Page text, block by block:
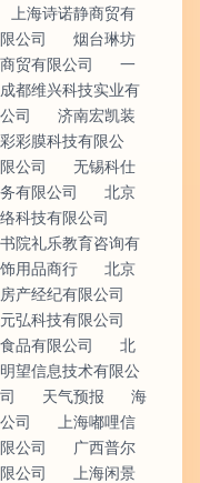
上海诗诺静商贸有
公司
烟台琳坊
贸有限公司
一
成都维兴科技实业有
司
济南宏凯装
彩膜科技有限公
公司
无锡科仕
有限公司
北京
科技有限公司
院礼乐教育咨询有
用品商行
北京
产经纪有限公司
弘科技有限公司
品有限公司
北
望信息技术有限公
天气预报
海
司
上海嘟哩信
公司
广西普尔
公司
上海闲景